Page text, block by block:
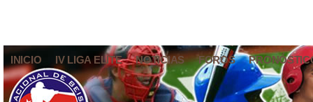
INICIO IV LIGA ELITE NOTICIAS FOROS